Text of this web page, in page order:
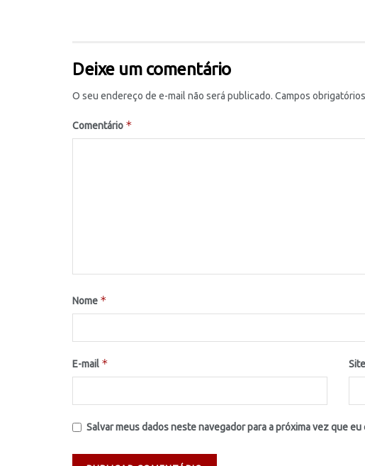
Deixe um comentário
O seu endereço de e-mail não será publicado. Campos
Comentário *
Nome *
E-mail * Site
Salvar meus dados neste navegador para a próxima vez que eu